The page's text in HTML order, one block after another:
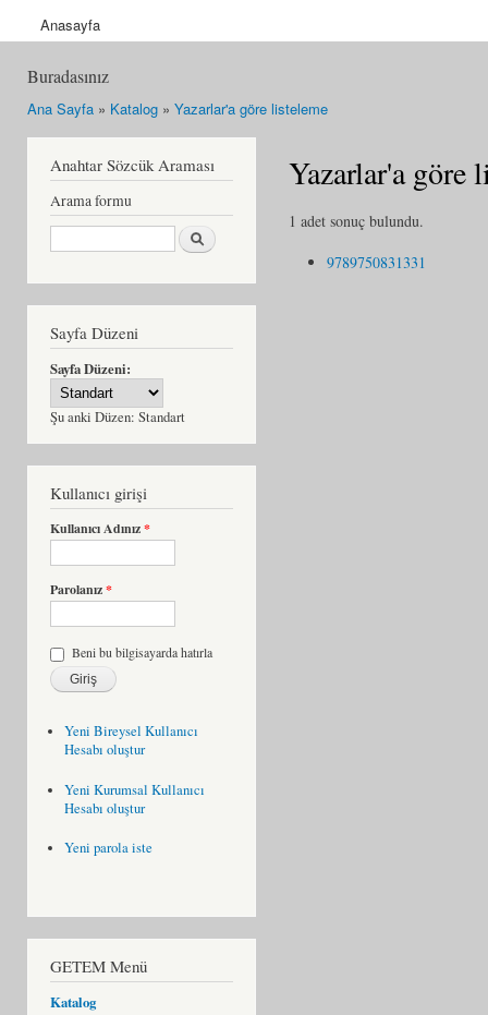
Anasayfa
Buradasınız
Ana Sayfa » Katalog » Yazarlar'a göre listeleme
Anahtar Sözcük Araması
Arama formu
Ara
Sayfa Düzeni
Sayfa Düzeni:
Şu anki Düzen: Standart
Kullanıcı girişi
Kullanıcı Adınız*
Parolanız*
Beni bu bilgisayarda hatırla
Yeni Bireysel Kullanıcı
Hesabı oluştur
Yeni Kurumsal Kullanıcı
Hesabı oluştur
Yeni parola iste
GETEM Menü
Katalog
Yazarlar'a göre
1 adet sonuç bulundu.
9789750831331